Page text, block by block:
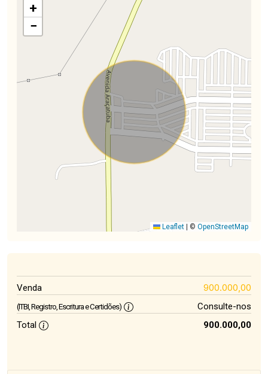
+
−
Leaflet © OpenStreetMap
Venda 900.000,00
(ITBI, Registro, Escritura e Certidões)
Consulte-nos
Total
900.000,00